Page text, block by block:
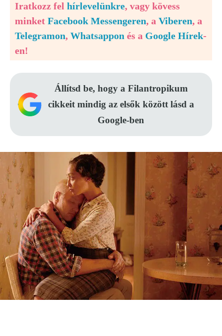
Iratkozz fel hírlevelünkre, vagy kövess
minket Facebook Messengeren, a Viberen, a
Telegramon, Whatsappon és a Google Hírek-
en!
Állítsd be, hogy a Filantropikum
cikkeit mindig az elsők között lásd a
Google-ben